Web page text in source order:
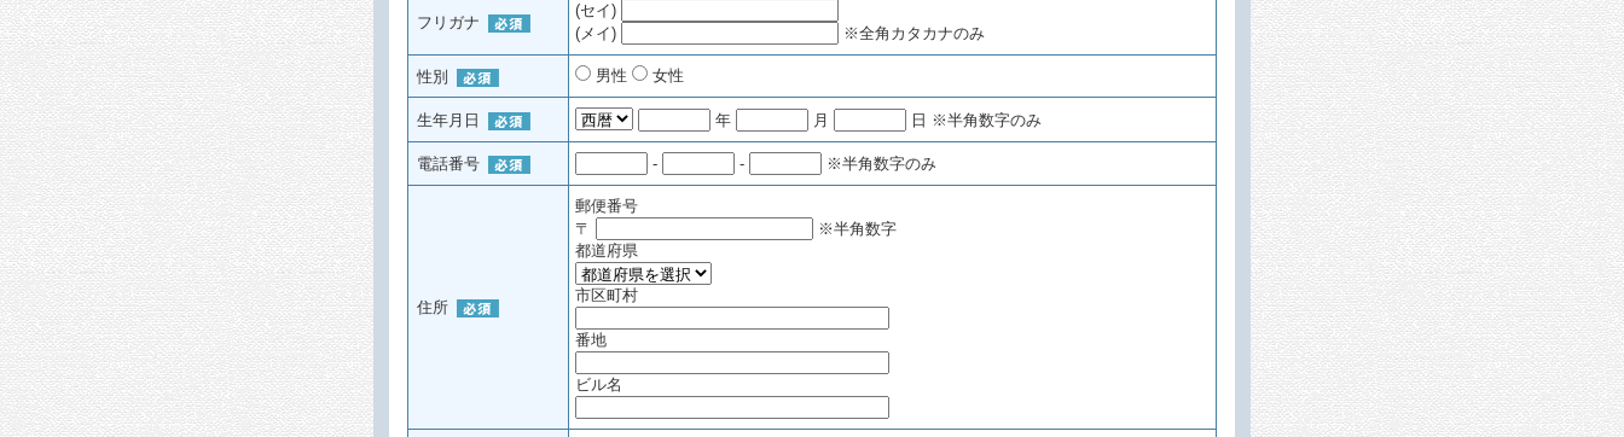
フリガナ
(セイ)
(メイ)
※全角カタカナのみ
性別 男性 女性
生年月日 年 月 日 ※半角数字のみ
電話番号 - - ※半角数字のみ
住所
郵便番号
〒
※半角数字
都道府県
市区町村
番地
ビル名